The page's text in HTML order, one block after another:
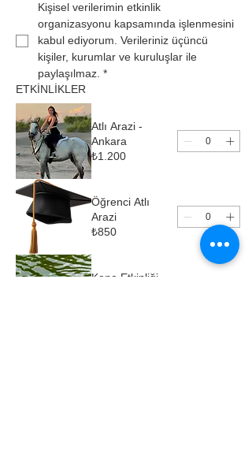
Kişisel verilerimin etkinlik
organizasyonu kapsamında işlenmesini
kabul ediyorum. Verileriniz üçüncü
kişiler, kurumlar ve kuruluşlar ile
paylaşılmaz. *
ETKİNLİKLER
Atlı Arazi -
Ankara
₺1.200
Öğrenci Atlı
Arazi
₺850
Kano Etkinliği -